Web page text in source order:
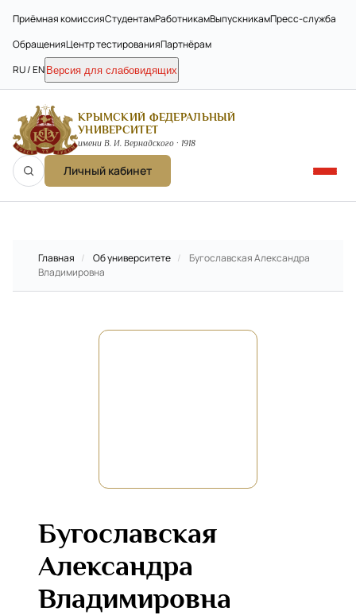
Приёмная комиссияСтудентамРаботникамВыпускникамПресс-служба
ОбращенияЦентр тестированияПартнёрам
RU / EN Версия для слабовидящих
КРЫМСКИЙ ФЕДЕРАЛЬНЫЙ
УНИВЕРСИТЕТ
имени В. И. Вернадского · 1918
Личный кабинет
Главная / Об университете /
Бугославская Александра
Владимировна
Бугославская
Александра
Владимировна